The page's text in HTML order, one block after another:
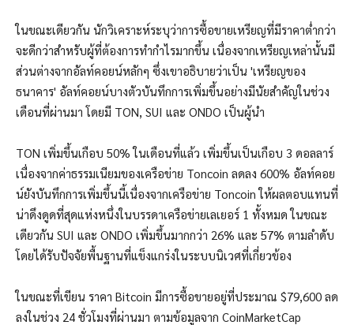
ในขณะเดียวกัน นักวิเคราะห์ระบุว่าการซื้อขายเหรียญที่มีราคาต่ำกว่า
จะดีกว่าสำหรับผู้ที่ต้องการทำกำไรมากขึ้น เนื่องจากเหรียญเหล่านั้นมี
ส่วนต่างจากอัลท์คอยน์หลักๆ ซึ่งเขาอธิบายว่าเป็น 'เหรียญของ
ธนาคาร' อัลท์คอยน์บางตัวบันทึกการเพิ่มขึ้นอย่างมีนัยสำคัญในช่วง
เดือนที่ผ่านมา โดยมี TON, SUI และ ONDO เป็นผู้นำ
TON เพิ่มขึ้นเกือบ 50% ในเดือนที่แล้ว เพิ่มขึ้นเป็นเกือบ 3 ดอลลาร์
เนื่องจากค่าธรรมเนียมของเครือข่าย Toncoin ลดลง 600% อัลท์คอย
น์ยังบันทึกการเพิ่มขึ้นนี้เนื่องจากเครือข่าย Toncoin ให้ผลตอบแทนที่
น่าดึงดูดที่สุดแห่งหนึ่งในบรรดาเครือข่ายเลเยอร์ 1 ทั้งหมด ในขณะ
เดียวกัน SUI และ ONDO เพิ่มขึ้นมากกว่า 26% และ 57% ตามลำดับ
โดยได้รับปัจจัยพื้นฐานที่แข็งแกร่งในระบบนิเวศที่เกี่ยวข้อง
ในขณะที่เขียน ราคา Bitcoin มีการซื้อขายอยู่ที่ประมาณ $79,600 ลด
ลงในช่วง 24 ชั่วโมงที่ผ่านมา ตามข้อมูลจาก CoinMarketCap